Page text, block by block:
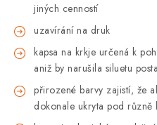
jiných cenností
uzavírání na druk
kapsa na krkje určená k
aniž by narušila siluetu
přirozené barvy zajistí, že
dokonale ukryta pod různě